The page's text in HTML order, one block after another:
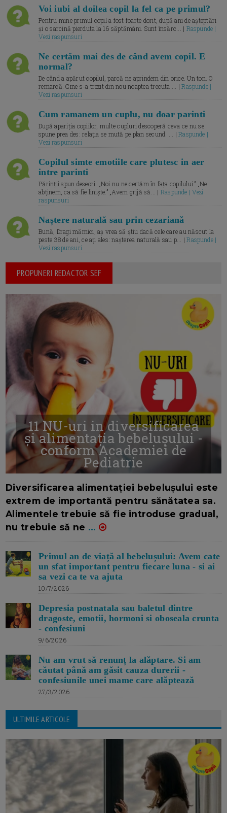
Voi iubi al doilea copil la fel ca pe primul?
Pentru mine primul copil a fost foarte dorit, după ani de așteptări
și o sarcină pierduta la 16 săptămâni. Sunt însărc... | Raspunde |
Vezi raspunsuri
Ne certăm mai des de când avem copil. E
normal?
De când a apărut copilul, parcă ne aprindem din orice. Un ton. O
remarcă. Cine s-a trezit din nou noaptea trecuta.... |Raspunde |
Vezi raspunsuri
Cum ramanem un cuplu, nu doar parinti
După apariția copiilor, multe cupluri descoperă ceva ce nu se
spune prea des: relația se mută pe plan secund. ... |Raspunde |
Vezi raspunsuri
Copilul simte emotiile care plutesc in aer
intre parinti
Părinții spun deseori: „Noi nu ne certăm în fața copilului.” „Ne
abținem, ca să fie liniște.” „Avem grijă să... | Raspunde | Vezi
raspunsuri
Naștere naturală sau prin cezariană
Bună, Dragi mămici, aș vrea să știu dacă cele care au născut la
peste 38 de ani, ce ați ales: nașterea naturală sau p... |Raspunde |
Vezi raspunsuri
PROPUNERI REDACTOR SEF
11 NU-uri in diversificarea
și alimentația bebelușului -
conform Academiei de
Pediatrie
Diversificarea alimentației bebelușului este
extrem de importantă pentru sănătatea sa.
Alimentele trebuie să fie introduse gradual,
nu trebuie să ne ...
Primul an de viață al bebelușului: Avem cate
un sfat important pentru fiecare luna - si ai
sa vezi ca te va ajuta
10/7/2026
Depresia postnatala sau baletul dintre
dragoste, emotii, hormoni si oboseala crunta
- confesiuni
9/6/2026
Nu am vrut să renunț la alăptare. Si am
căutat până am găsit cauza durerii -
confesiunile unei mame care alăptează
27/3/2026
ULTIMILE ARTICOLE